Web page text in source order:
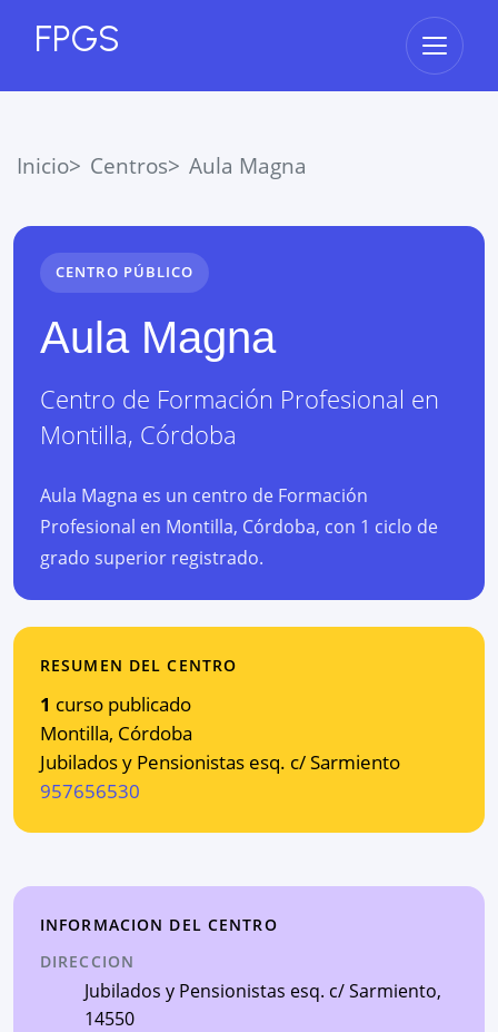
FPGS Abrir
Inicio Centros Aula Magna
CENTRO PÚBLICO
Aula Magna
Centro de Formación Profesional en
Montilla, Córdoba
Aula Magna es un centro de Formación
Profesional en Montilla, Córdoba, con 1 ciclo de
grado superior registrado.
RESUMEN DEL CENTRO
1 curso publicado
Montilla, Córdoba
Jubilados y Pensionistas esq. c/ Sarmiento
957656530
INFORMACION DEL CENTRO
DIRECCION
Jubilados y Pensionistas esq. c/ Sarmiento,
14550